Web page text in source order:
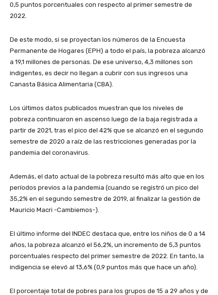
0,5 puntos porcentuales con respecto al primer semestre de
2022.
De este modo, si se proyectan los números de la Encuesta
Permanente de Hogares (EPH) a todo el país, la pobreza alcanzó
a 19,1 millones de personas. De ese universo, 4,3 millones son
indigentes, es decir no llegan a cubrir con sus ingresos una
Canasta Básica Alimentaria (CBA).
Los últimos datos publicados muestran que los niveles de
pobreza continuaron en ascenso luego de la baja registrada a
partir de 2021, tras el pico del 42% que se alcanzó en el segundo
semestre de 2020 a raíz de las restricciones generadas por la
pandemia del coronavirus.
Además, el dato actual de la pobreza resultó más alto que en los
períodos previos a la pandemia (cuando se registró un pico del
35,2% en el segundo semestre de 2019, al finalizar la gestión de
Mauricio Macri -Cambiemos-).
El último informe del INDEC destaca que, entre los niños de 0 a 14
años, la pobreza alcanzó el 56,2%, un incremento de 5,3 puntos
porcentuales respecto del primer semestre de 2022. En tanto, la
indigencia se elevó al 13,6% (0,9 puntos más que hace un año).
El porcentaje total de pobres para los grupos de 15 a 29 años y de